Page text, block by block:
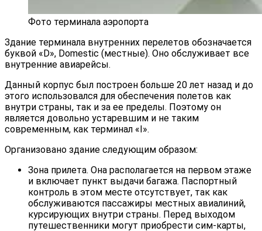
Фото терминала аэропорта
Здание терминала внутренних перелетов обозначается
буквой «D», Domestic (местные). Оно обслуживает все
внутренние авиарейсы.
Данный корпус был построен больше 20 лет назад и до
этого использовался для обеспечения полетов как
внутри страны, так и за ее пределы. Поэтому он
является довольно устаревшим и не таким
современным, как терминал «I».
Организовано здание следующим образом:
Зона прилета. Она располагается на первом этаже
и включает пункт выдачи багажа. Паспортный
контроль в этом месте отсутствует, так как
обслуживаются пассажиры местных авиалиний,
курсирующих внутри страны. Перед выходом
путешественники могут приобрести сим-карты,